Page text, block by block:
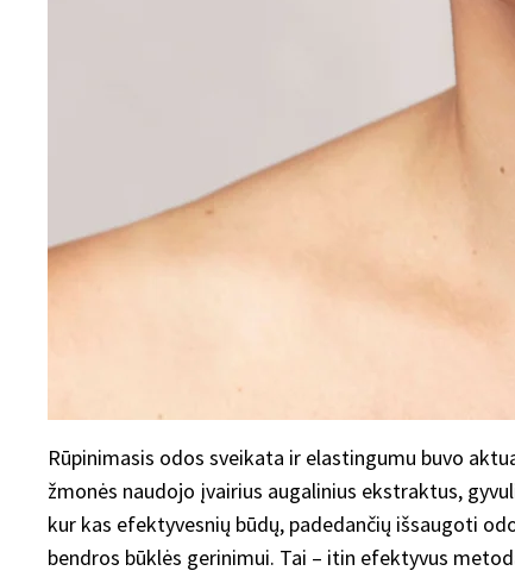
Rūpinimasis odos sveikata ir elastingumu buvo
žmonės naudojo įvairius augalinius ekstraktus,
kur kas efektyvesnių būdų, padedančių išsaugoti
bendros būklės gerinimui. Tai – itin efektyvus